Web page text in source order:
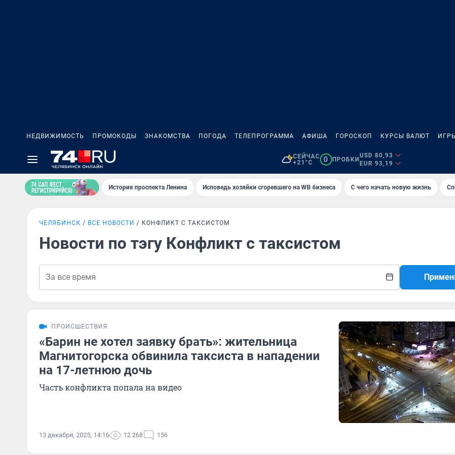
НЕДВИЖИМОСТЬ ПРОМОКОДЫ ЗНАКОМСТВА ПОГОДА ТЕЛЕПРОГРАММА АФИША ГОРОСКОП КУРСЫ ВАЛЮТ
СЕЙЧАС
+21°C
0 ПРОБКИ
USD 80,93
EUR 93,19
История проспекта Ленина Исповедь хозяйки сгоревшего на WB бизнеса С чего начать новую жизнь
ЧЕЛЯБИНСК ВСЕ НОВОСТИ КОНФЛИКТ С ТАКСИСТОМ
Новости по тэгу Конфликт с таксистом
ПРОИСШЕСТВИЯ
«Барин не хотел заявку брать»: жительница
Магнитогорска обвинила таксиста в нападении
на 17-летнюю дочь
Часть конфликта попала на видео
13 декабря, 2025, 14:16 12 268 156